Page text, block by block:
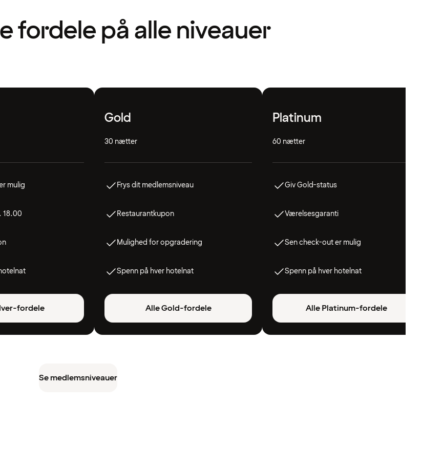
fordele på alle niveauer
mulig
18.00
fordele
Gold
30 nætter
Frys dit medlemsniveau
Restaurantkupon
Mulighed for opgradering
Spenn på hver hotelnat
Alle Gold-fordele
Platinum
60 nætter
Giv Gold-status
Værelsesgaranti
Sen check-out er mulig
Spenn på hver hotelnat
Alle Platinum-fordele
Se medlemsniveauer